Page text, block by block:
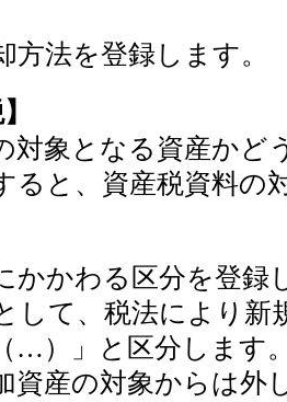
方法を登録します。
対象となる資産かど
ると、資産税資料の
かかわる区分を登録
して、税法により新
…）」と区分します
資産の対象からは外